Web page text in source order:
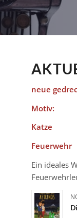
neue
Motiv:
Katze
Feuerwehr
Ein ideales